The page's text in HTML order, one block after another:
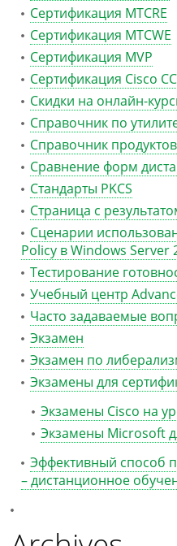
Сертификация MTCRE
Сертификация MTCWE
Сертификация MVP
Сертификация Сisco
Скидки на онлайн-
Справочник по
Справочник
Сравнение форм
Стандарты PKCS
Страница с
Сценарии
Policy в Windows Server
Тестирование
Учебный центр
Часто задаваемые
Экзамен
Экзамен по
Экзамены для
Экзамены Cisco на
Экзамены Microsoft
Эффективный способ
– дистанционное